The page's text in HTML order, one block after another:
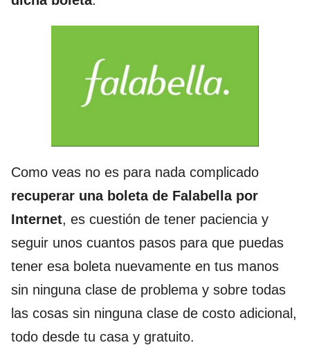
Como veas no es para nada complicado
recuperar una boleta de Falabella por
Internet, es cuestión de tener paciencia y
seguir unos cuantos pasos para que puedas
tener esa boleta nuevamente en tus manos
sin ninguna clase de problema y sobre todas
las cosas sin ninguna clase de costo adicional,
todo desde tu casa y gratuito.